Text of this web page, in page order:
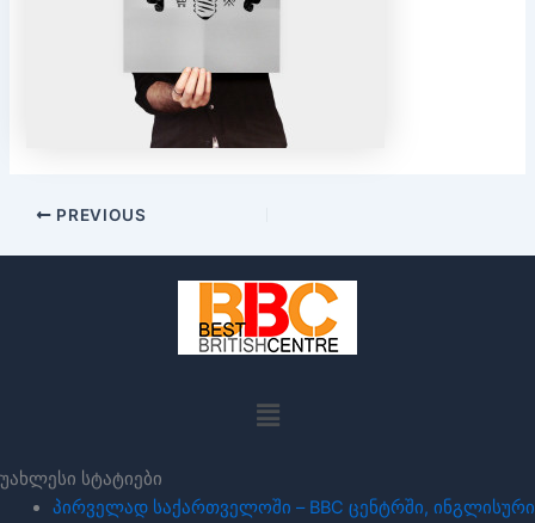
PREVIOUS
Menu
უახლესი სტატიები
პირველად საქართველოში – BBC ცენტრში, ინგლისური